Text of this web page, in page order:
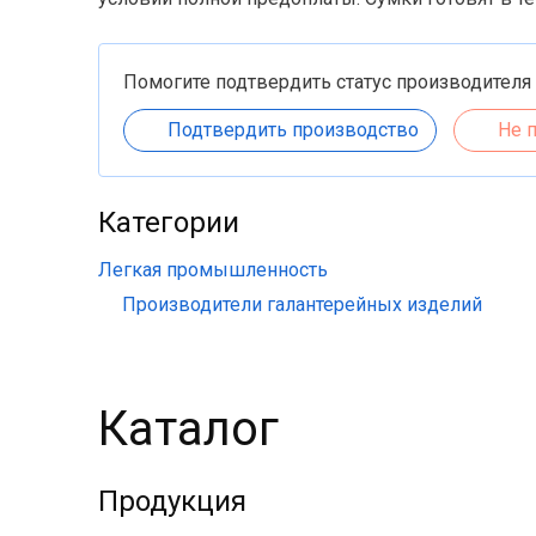
Помогите подтвердить статус производителя
Подтвердить производство Не
Категории
Легкая промышленность
Производители галантерейных изделий
Каталог
Продукция